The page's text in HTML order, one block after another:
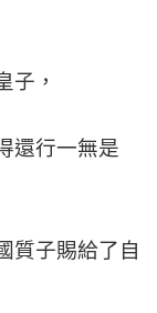
子，
還行一無是
質子賜給了自